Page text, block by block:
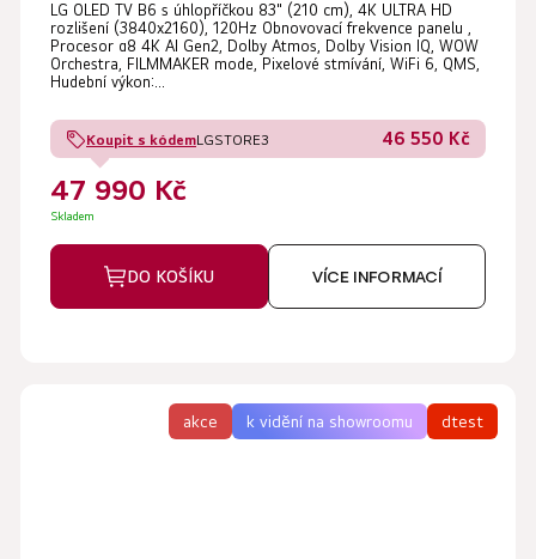
LG OLED TV B6 s úhlopříčkou 83" (210 cm), 4K ULTRA HD
rozlišení (3840x2160), 120Hz Obnovovací frekvence panelu ,
Procesor α8 4K AI Gen2, Dolby Atmos, Dolby Vision IQ, WOW
Orchestra, FILMMAKER mode, Pixelové stmívání, WiFi 6, QMS,
Hudební výkon:...
Koupit s kódemLGSTORE3 46 550 Kč
47 990 Kč
Skladem
DO KOŠÍKU VÍCE INFORMACÍ
akce k vidění na showroomu dtest